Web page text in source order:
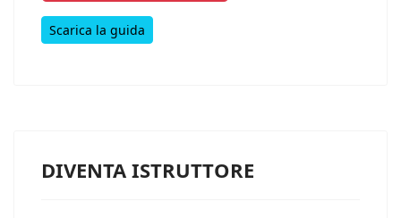
Scarica la guida
DIVENTA ISTRUTTORE